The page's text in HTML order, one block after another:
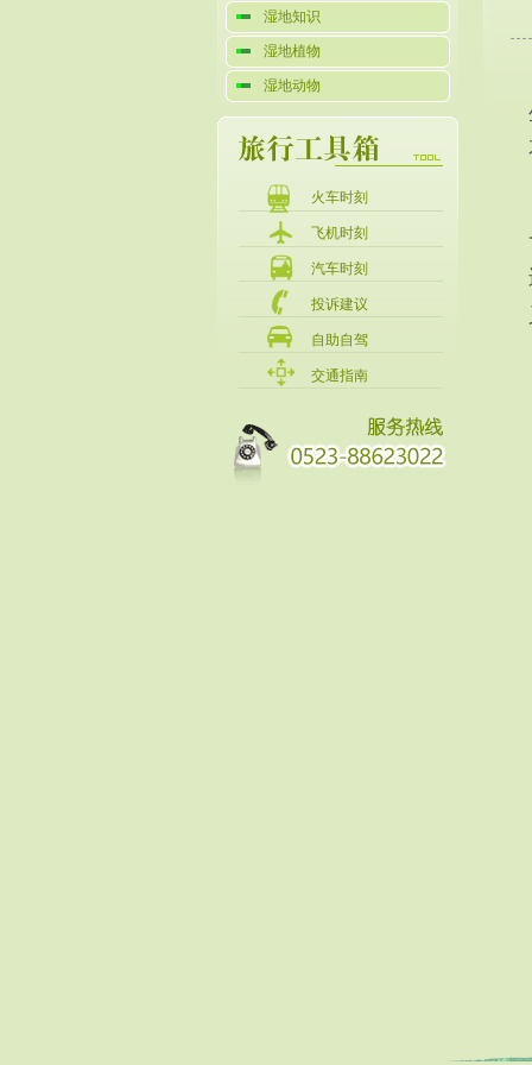
湿地知识
湿地植物
湿地动物
火车时刻
飞机时刻
汽车时刻
投诉建议
自助自驾
交通指南